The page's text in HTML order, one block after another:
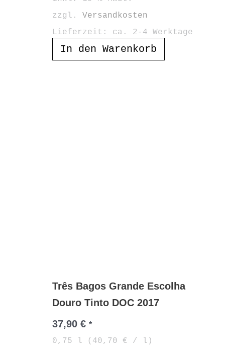
zzgl. Versandkosten
Lieferzeit: ca. 2-4 Werktage
In den Warenkorb
Três Bagos Grande Escolha
Douro Tinto DOC 2017
37,90 € *
0,75 l ( 40,70 € / l )